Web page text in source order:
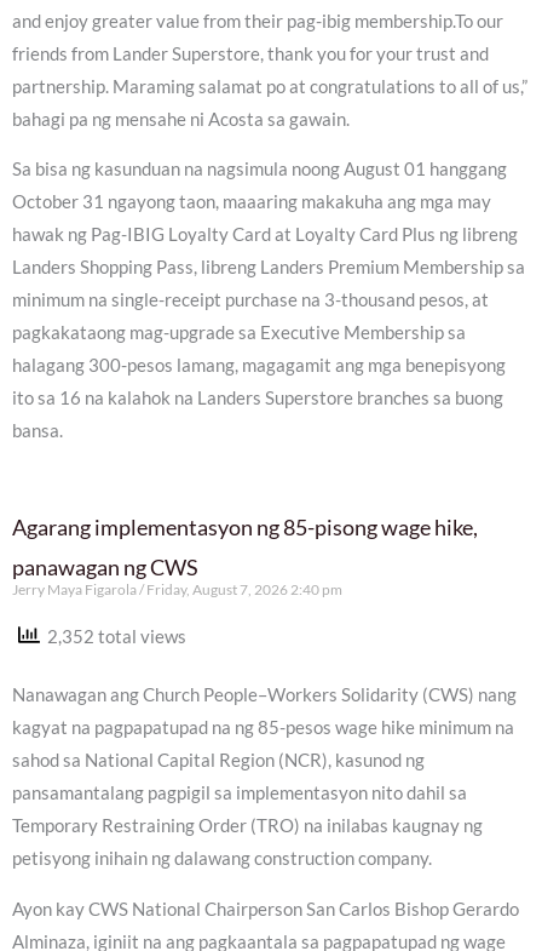
and enjoy greater value from their pag-ibig membership.To our
friends from Lander Superstore, thank you for your trust and
partnership. Maraming salamat po at congratulations to all of us,”
bahagi pa ng mensahe ni Acosta sa gawain.
Sa bisa ng kasunduan na nagsimula noong August 01 hanggang
October 31 ngayong taon, maaaring makakuha ang mga may
hawak ng Pag-IBIG Loyalty Card at Loyalty Card Plus ng libreng
Landers Shopping Pass, libreng Landers Premium Membership sa
minimum na single-receipt purchase na 3-thousand pesos, at
pagkakataong mag-upgrade sa Executive Membership sa
halagang 300-pesos lamang, magagamit ang mga benepisyong
ito sa 16 na kalahok na Landers Superstore branches sa buong
bansa.
Agarang implementasyon ng 85-pisong wage hike,
panawagan ng CWS
Jerry Maya Figarola Friday, August 7, 2026 2:40 pm
2,352 total views
Nanawagan ang Church People–Workers Solidarity (CWS) nang
kagyat na pagpapatupad na ng 85-pesos wage hike minimum na
sahod sa National Capital Region (NCR), kasunod ng
pansamantalang pagpigil sa implementasyon nito dahil sa
Temporary Restraining Order (TRO) na inilabas kaugnay ng
petisyong inihain ng dalawang construction company.
Ayon kay CWS National Chairperson San Carlos Bishop Gerardo
Alminaza, iginiit na ang pagkaantala sa pagpapatupad ng wage